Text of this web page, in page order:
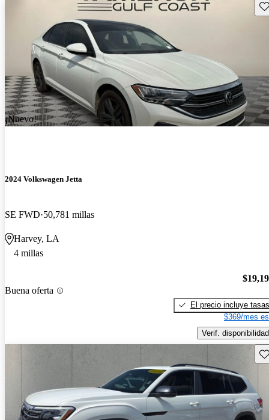
¡Nuevo!
2024 Volkswagen Jetta
SE FWD 50,781 millas
Harvey, LA
4 millas
Buena oferta
El precio incluye tasas
$369/mes
Verif. disponibilidad